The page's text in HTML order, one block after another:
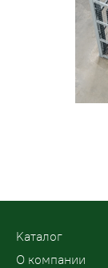
Kаталог
О компании